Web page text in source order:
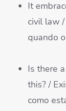
It
civil law
quando
Is there
this? /
como